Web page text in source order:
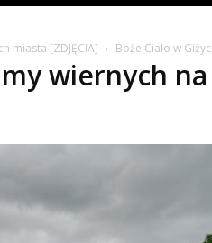
miasta [ZDJĘCIA] Boże Ciało w
wiernych na